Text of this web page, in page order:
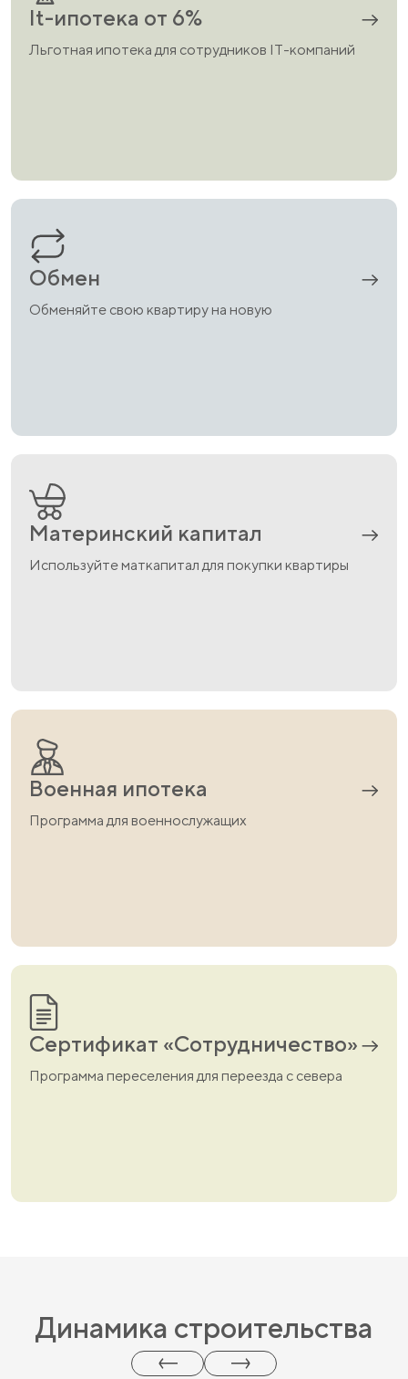
It-ипотека от 6%
Льготная ипотека для сотрудников IT-компаний
Обмен
Обменяйте свою квартиру на новую
Материнский капитал
Используйте маткапитал для покупки квартиры
Военная ипотека
Программа для военнослужащих
Сертификат «Сотрудничество»
Программа переселения для переезда с севера
Динамика строительства